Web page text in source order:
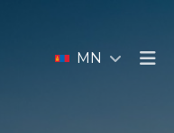
MN